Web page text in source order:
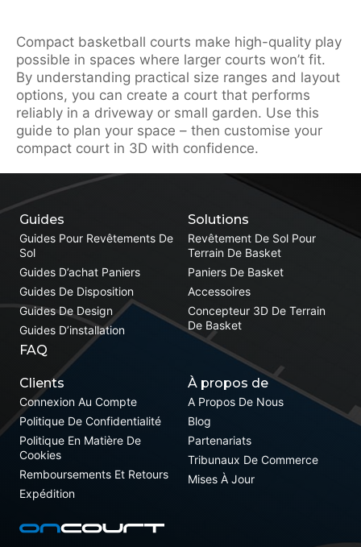
Compact basketball courts make high-quality play
possible in spaces where larger courts won’t fit.
By understanding practical size ranges and layout
options, you can create a court that performs
reliably in a driveway or small garden. Use this
guide to plan your space – then customise your
compact court in 3D with confidence.
Solutions
Revêtement De Sol Pour
Terrain De Basket
Paniers De Basket
Accessoires
Concepteur 3D De Terrain
De Basket
Guides
Guides Pour Revêtements De
Sol
Guides D’achat Paniers
Guides De Disposition
Guides De Design
Guides D’installation
FAQ
Clients
Connexion Au Compte
Politique De Confidentialité
Politique En Matière De
Cookies
Remboursements Et Retours
Expédition
À propos de
A Propos De Nous
Blog
Partenariats
Tribunaux De Commerce
Mises À Jour